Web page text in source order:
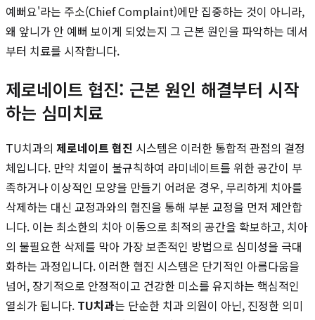
예뻐요'라는 주소(Chief Complaint)에만 집중하는 것이 아니라,
왜 앞니가 안 예뻐 보이게 되었는지 그 근본 원인을 파악하는 데서
부터 치료를 시작합니다.
제로네이트 협진: 근본 원인 해결부터 시작
하는 심미치료
TU치과의 제로네이트 협진 시스템은 이러한 통합적 관점의 결정
체입니다. 만약 치열이 불규칙하여 라미네이트를 위한 공간이 부
족하거나 이상적인 모양을 만들기 어려운 경우, 무리하게 치아를
삭제하는 대신 교정과와의 협진을 통해 부분 교정을 먼저 제안합
니다. 이는 최소한의 치아 이동으로 최적의 공간을 확보하고, 치아
의 불필요한 삭제를 막아 가장 보존적인 방법으로 심미성을 극대
화하는 과정입니다. 이러한 협진 시스템은 단기적인 아름다움을
넘어, 장기적으로 안정적이고 건강한 미소를 유지하는 핵심적인
열쇠가 됩니다. TU치과는 단순한 치과 의원이 아닌, 진정한 의미